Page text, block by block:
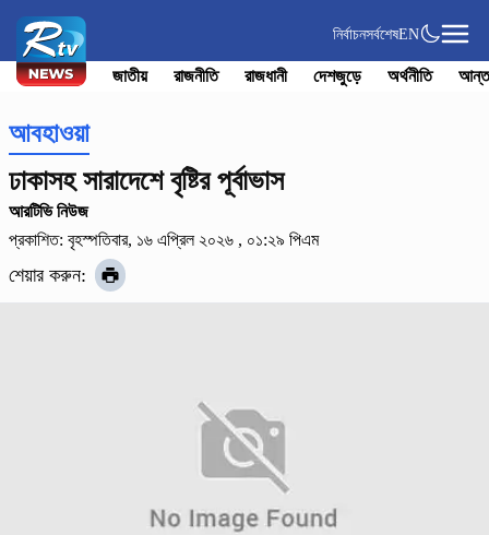
নির্বাচনসর্বশেষEN
জাতীয় রাজনীতি রাজধানী দেশজুড়ে অর্থনীতি
আবহাওয়া
ঢাকাসহ সারাদেশে বৃষ্টির পূর্বাভাস
আরটিভি নিউজ
প্রকাশিত: বৃহস্পতিবার, ১৬ এপ্রিল ২০২৬ , ০১:২৯ পিএম
শেয়ার করুন: